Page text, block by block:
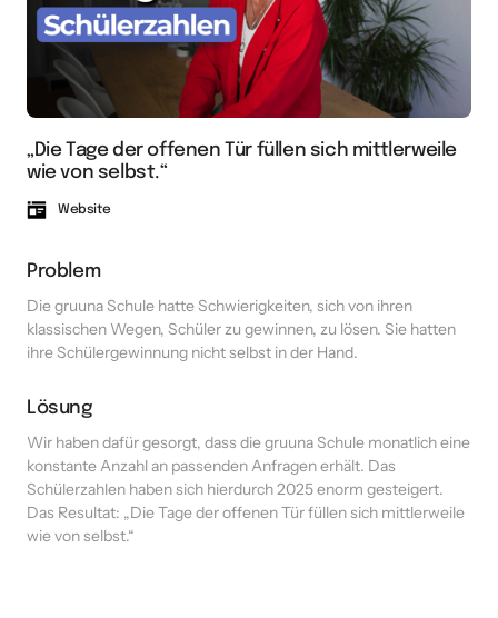
„Die Tage der offenen Tür füllen sich mittlerweile
wie von selbst.“
Website
Problem
Die gruuna Schule hatte Schwierigkeiten, sich von ihren
klassischen Wegen, Schüler zu gewinnen, zu lösen. Sie hatten
ihre Schülergewinnung nicht selbst in der Hand.
Lösung
Wir haben dafür gesorgt, dass die gruuna Schule monatlich eine
konstante Anzahl an passenden Anfragen erhält. Das
Schülerzahlen haben sich hierdurch 2025 enorm gesteigert.
Das Resultat: „Die Tage der offenen Tür füllen sich mittlerweile
wie von selbst.“